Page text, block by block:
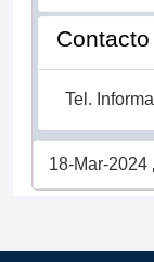
Tel.
18-Mar-2024